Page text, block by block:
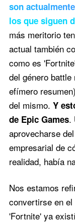
son
los que siguen
más meritorio
actual también
como es
del género
efímero
del mismo. Y
de Epic Games.
aprovecharse
empresarial de
realidad, había
Nos estamos
convertirse en
'Fortnite' ya